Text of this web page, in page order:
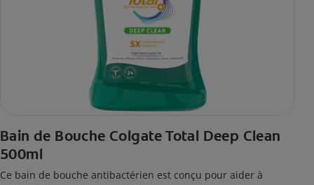
Bain de Bouche Colgate Total Deep Clean
500ml
Ce bain de bouche antibactérien est conçu pour aider à